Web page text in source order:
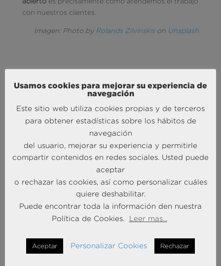
con nuestros clientes.
Imagen: Photo by Rolands Zilvinskison Unsplash
MÁS NOTICIAS SOBRE: ACTUALIDAD
BRAINTRUST
Andersen Consulting refuerza su crecimiento en
como Socio Responsable de Human Capital
Usamos cookies para mejorar su experiencia de
navegación
Este sitio web utiliza cookies propias y de terceros
para obtener estadísticas sobre los hábitos de
navegación
del usuario, mejorar su experiencia y permitirle
compartir contenidos en redes sociales. Usted puede
aceptar
o rechazar las cookies, así como personalizar cuáles
quiere deshabilitar.
Puede encontrar toda la información den nuestra
Política de Cookies.
Leer mas...
Aceptar Personalizar Cookies Rechazar